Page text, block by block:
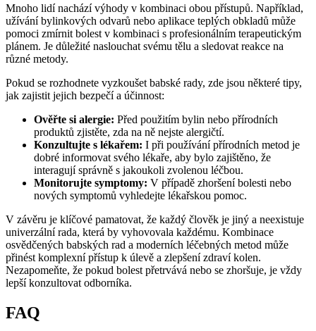
Mnoho lidí nachází výhody v kombinaci obou přístupů. Například,
užívání bylinkových odvarů nebo aplikace teplých obkladů může
pomoci zmírnit bolest v kombinaci s profesionálním terapeutickým
plánem. Je důležité naslouchat svému tělu a sledovat reakce na
různé metody.
Pokud se rozhodnete vyzkoušet babské rady, zde jsou některé tipy,
jak zajistit jejich bezpečí a účinnost:
Ověřte si alergie: Před použitím bylin nebo přírodních
produktů zjistěte, zda na ně nejste alergičtí.
Konzultujte s lékařem: I při používání přírodních metod je
dobré informovat svého lékaře, aby bylo zajištěno, že
interagují správně s jakoukoli zvolenou léčbou.
Monitorujte symptomy: V případě zhoršení bolesti nebo
nových symptomů vyhledejte lékařskou pomoc.
V závěru je klíčové pamatovat, že každý člověk je jiný a neexistuje
univerzální rada, která by vyhovovala každému. Kombinace
osvědčených babských rad a moderních léčebných metod může
přinést komplexní přístup k úlevě a zlepšení zdraví kolen.
Nezapomeňte, že pokud bolest přetrvává nebo se zhoršuje, je vždy
lepší konzultovat odborníka.
FAQ